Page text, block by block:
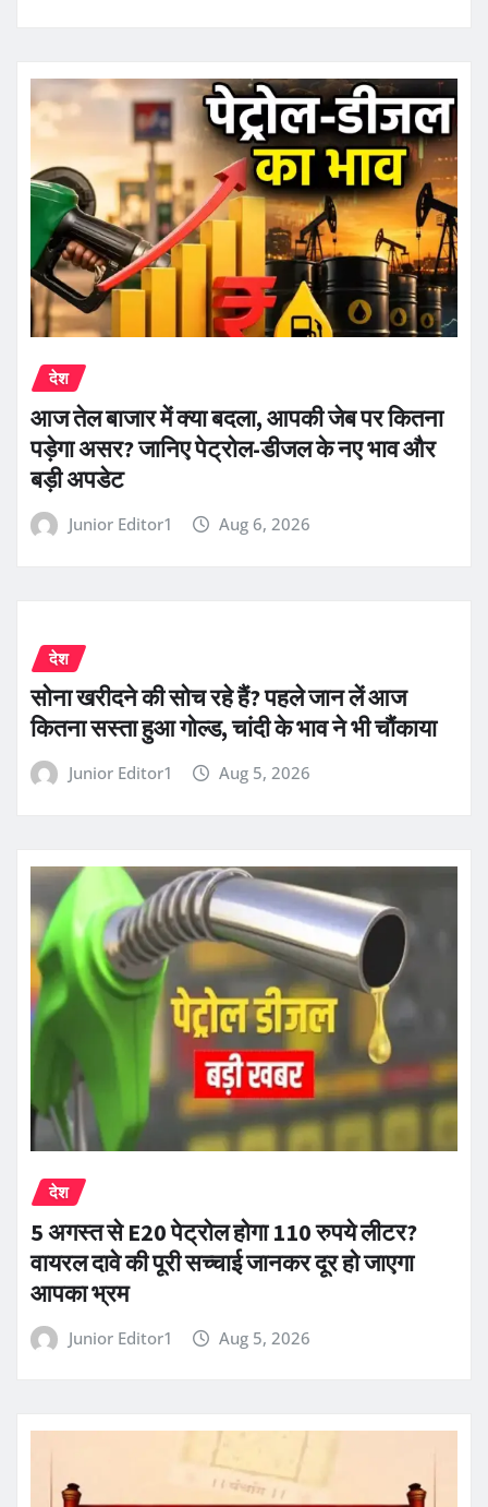
देश
आज तेल बाजार में क्या बदला, आपकी जेब पर कितना
पड़ेगा असर? जानिए पेट्रोल-डीजल के नए भाव और
बड़ी अपडेट
Junior Editor1 Aug 6, 2026
देश
सोना खरीदने की सोच रहे हैं? पहले जान लें आज
कितना सस्ता हुआ गोल्ड, चांदी के भाव ने भी चौंकाया
Junior Editor1 Aug 5, 2026
देश
5 अगस्त से E20 पेट्रोल होगा 110 रुपये लीटर?
वायरल दावे की पूरी सच्चाई जानकर दूर हो जाएगा
आपका भ्रम
Junior Editor1 Aug 5, 2026